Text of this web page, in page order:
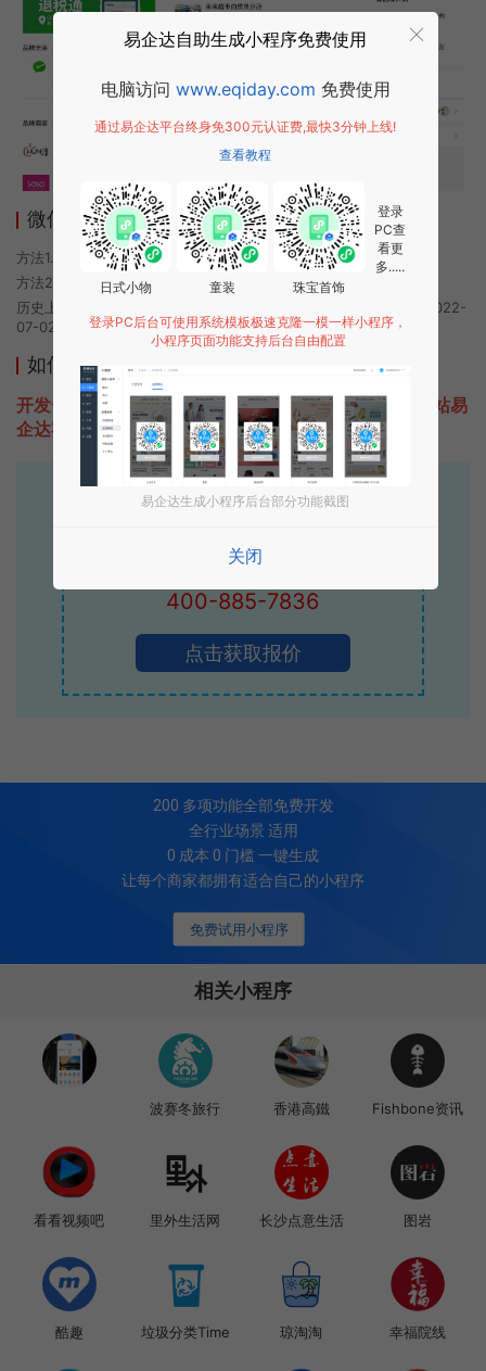
微信境外游小程序使用方法
方法1. 使用微信扫描本页面上方二维码进入微信境外游的小程序
方法2. 在微信中搜索“微信境外游”即可进入小程序
历史上的今时小程序由微信境外游团队开发，易企达小程序商店于2022-
07-02 20:05发布
如何开发类似微信境外游的小程序
开发一款类似微信境外游的小程序不难，只需要咨询本站易
企达客服即可为您定制开发，免费提供报价。
易企达10年行业沉淀！
立即拨打电话享优惠
400-885-7836
点击获取报价
免费试用小程序
200 多项功能全部免费开发
全行业场景 适用
0 成本 0 门槛 一键生成
让每个商家都拥有适合自己的小程序
相关小程序
波赛冬旅行 香港高鐵 Fishbone资讯
看看视频吧 里外生活网 长沙点意生活 图岩
酷趣 垃圾分类Time 琼淘淘 幸福院线
易企达自助生成小程序免费使用
电脑访问 www.eqiday.com 免费使用
通过易企达平台终身免300元认证费,最快3分钟上线!
查看教程
日式小物 童装 珠宝首饰
登录
PC查
看更
多.....
登录PC后台可使用系统模板极速克隆一模一样小程序，
小程序页面功能支持后台自由配置
易企达生成小程序后台部分功能截图
关闭